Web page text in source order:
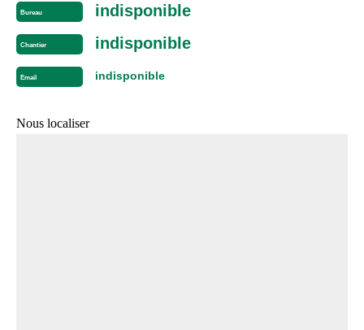
Bureau indisponible
Chantier indisponible
Email indisponible
Nous localiser